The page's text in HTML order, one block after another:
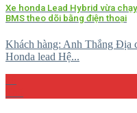
Xe honda Lead Hybrid vừa
BMS theo dõi bằng điện thoại
Khách hàng: Anh Thắng Địa
Honda lead Hệ...